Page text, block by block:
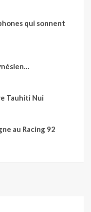
qui sonnent
Tauhiti Nui
au Racing 92